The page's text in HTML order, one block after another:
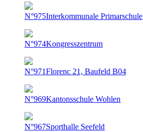
N°975Interkommunale Primarschule
N°974Kongresszentrum
N°971Florenc 21, Baufeld B04
N°969Kantonsschule Wohlen
N°967Sporthalle Seefeld